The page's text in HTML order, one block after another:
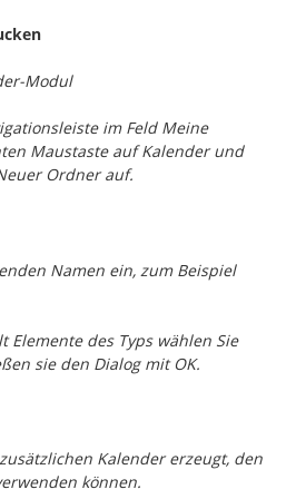
Modul
im Feld Meine
Maustaste aufKalenderund
Ordnerauf.
Namen ein, zum Beispiel
Elemente des Typswählen Sie
sie den Dialog mitOK.
Kalender erzeugt, den
können.